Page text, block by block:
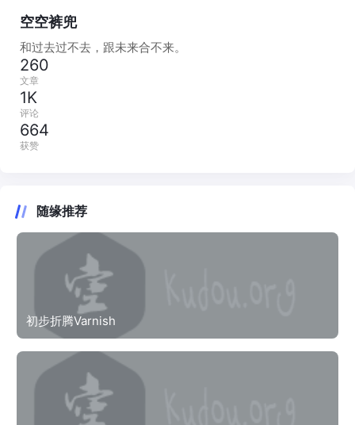
空空裤兜
和过去过不去，跟未来合不来。
260
文章
1K
评论
664
获赞
随缘推荐
初步折腾Varnish